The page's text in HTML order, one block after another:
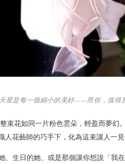
星是每一個細小的美好——而你，值得
束花如同一片粉色雲朵，輕盈而夢幻
花藝師的巧手下，化為這束讓人一見
生日的她、或是那個讓你想說「我